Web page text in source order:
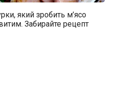
який зробить м’ясо
Забирайте рецепт